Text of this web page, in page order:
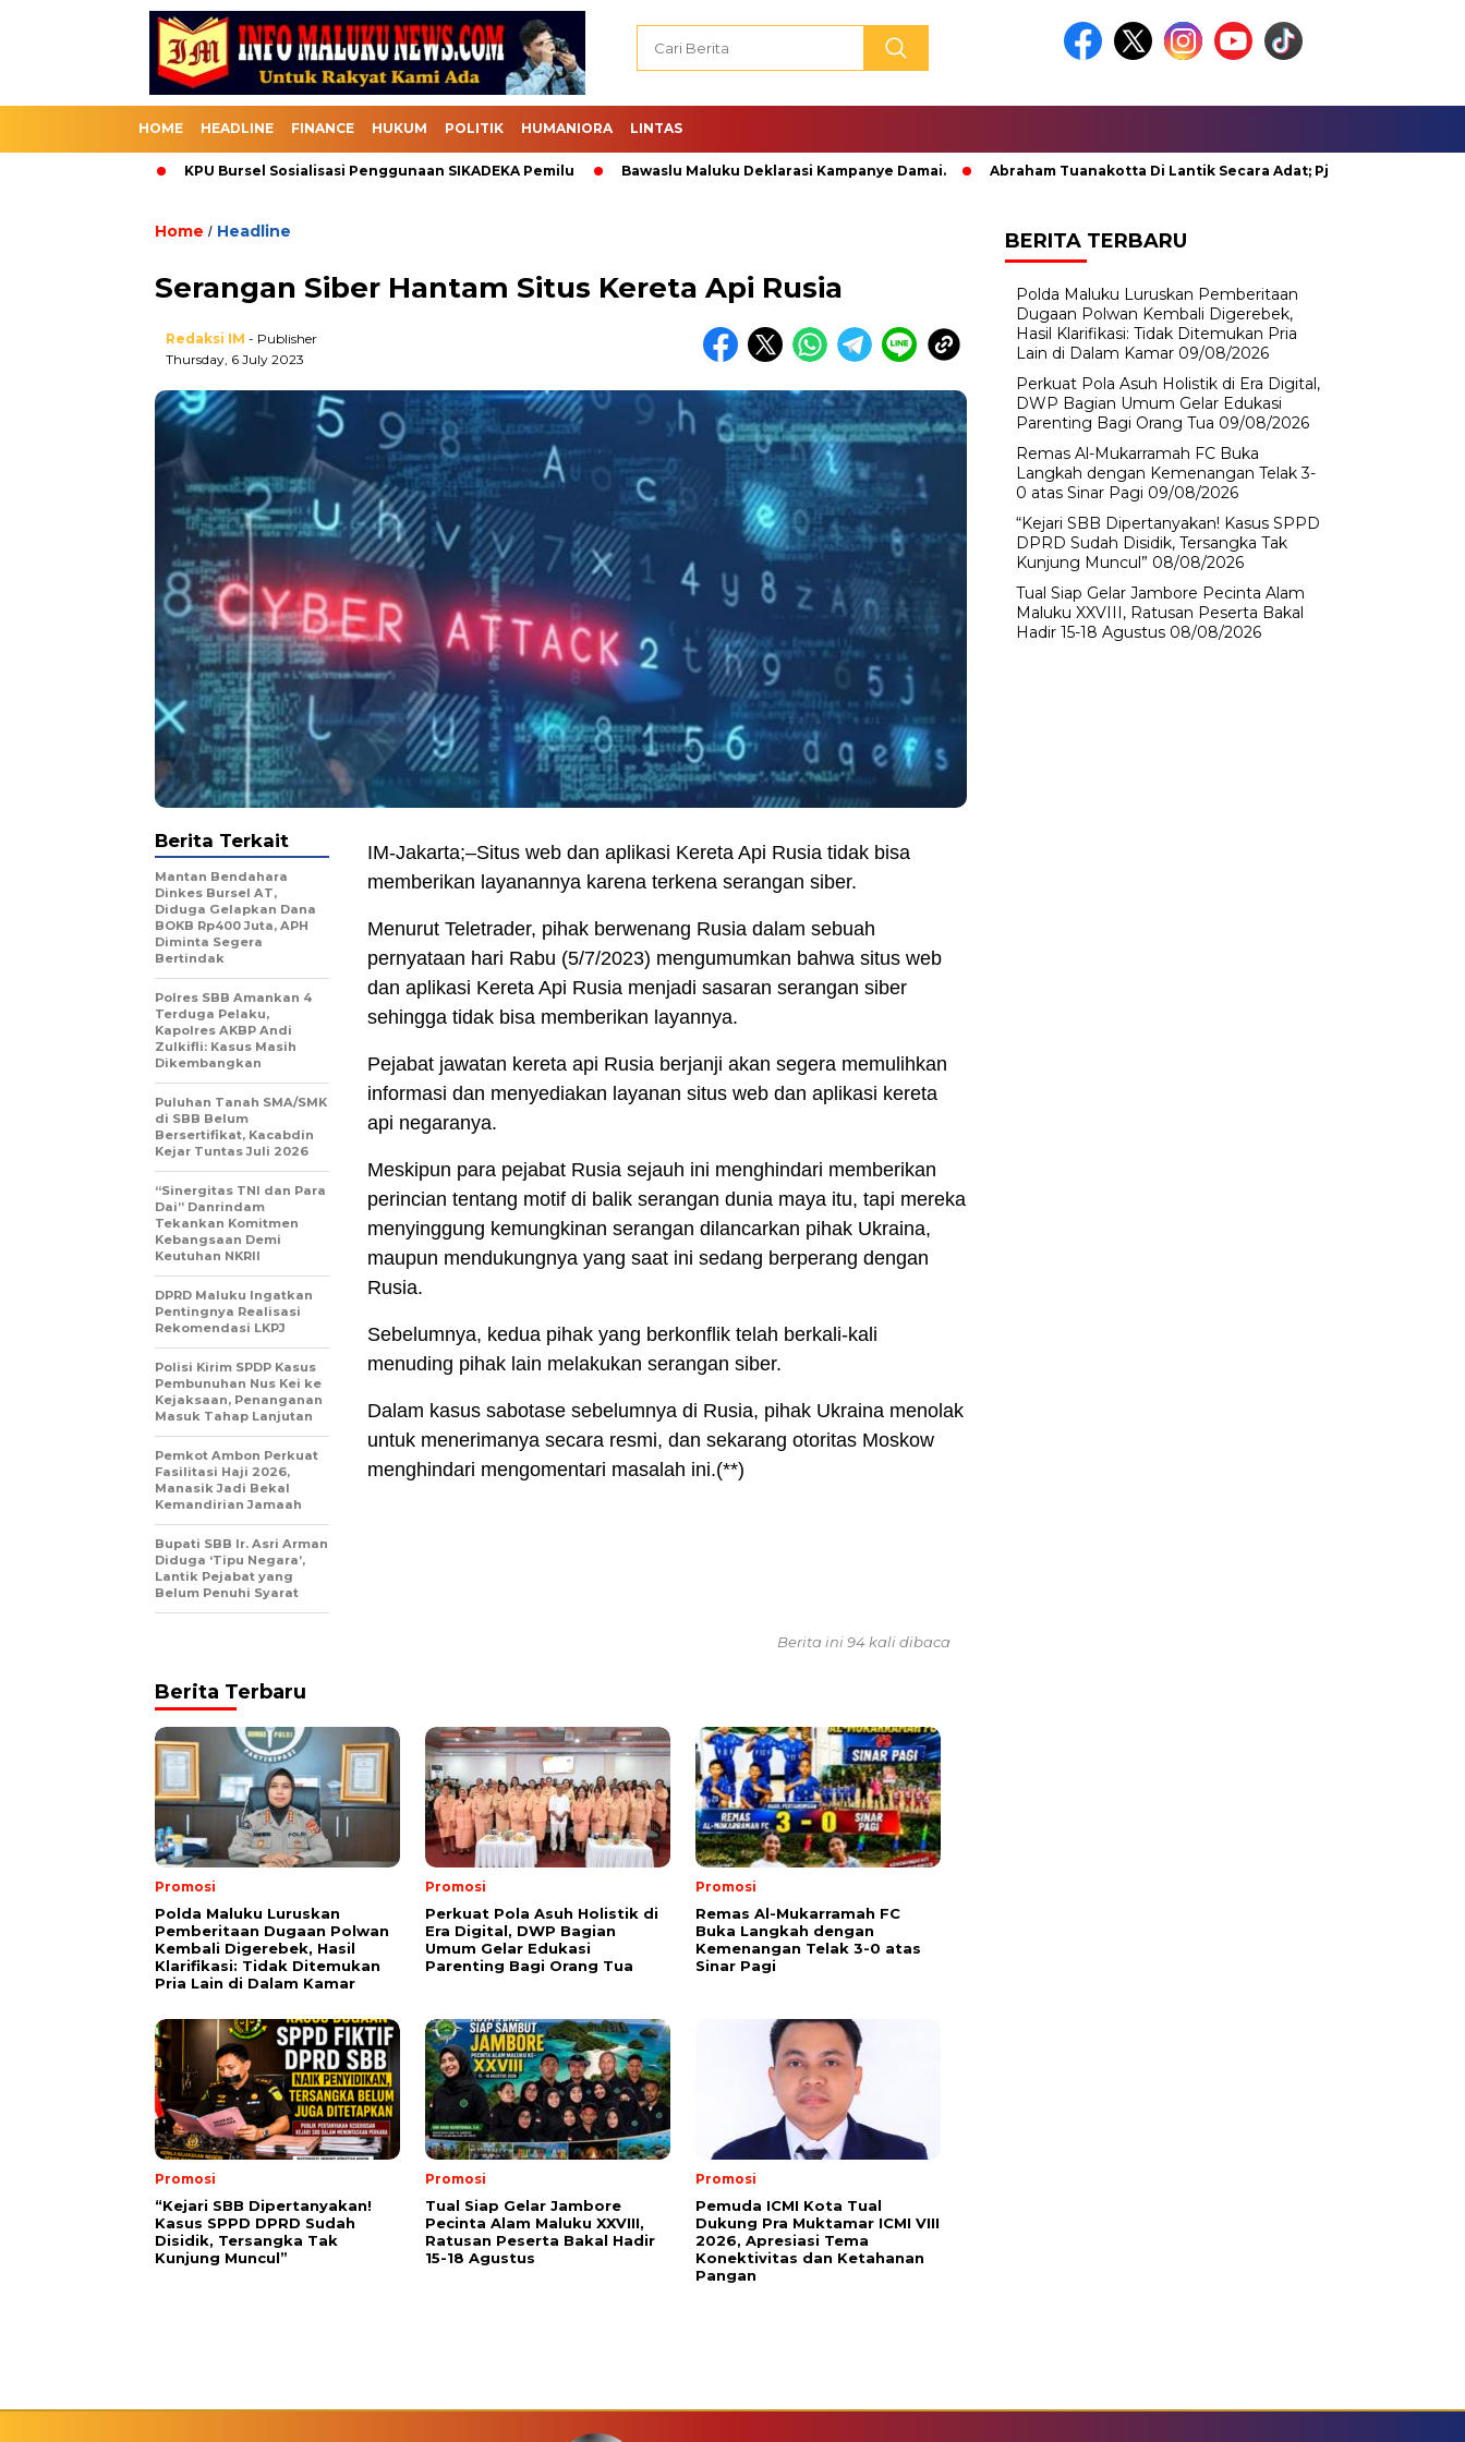
HOME HEADLINE FINANCE HUKUM POLITIK HUMANIORA LINTAS
KPU Bursel Sosialisasi Penggunaan SIKADEKA Pemilu Bawaslu Maluku Deklarasi Kampanye Damai. Abraham Tuanakotta Di Lantik Secara Adat; Pj Bupati Malteng Minta
Home / Headline
Serangan Siber Hantam Situs Kereta Api Rusia
Redaksi IM - Publisher
Thursday, 6 July 2023
IM-Jakarta;–Situs web dan aplikasi Kereta Api Rusia tidak bisa
memberikan layanannya karena terkena serangan siber.
Menurut Teletrader, pihak berwenang Rusia dalam sebuah
pernyataan hari Rabu (5/7/2023) mengumumkan bahwa situs web
dan aplikasi Kereta Api Rusia menjadi sasaran serangan siber
sehingga tidak bisa memberikan layannya.
Pejabat jawatan kereta api Rusia berjanji akan segera memulihkan
informasi dan menyediakan layanan situs web dan aplikasi kereta
api negaranya.
Meskipun para pejabat Rusia sejauh ini menghindari memberikan
perincian tentang motif di balik serangan dunia maya itu, tapi mereka
menyinggung kemungkinan serangan dilancarkan pihak Ukraina,
maupun mendukungnya yang saat ini sedang berperang dengan
Rusia.
Sebelumnya, kedua pihak yang berkonflik telah berkali-kali
menuding pihak lain melakukan serangan siber.
Dalam kasus sabotase sebelumnya di Rusia, pihak Ukraina menolak
untuk menerimanya secara resmi, dan sekarang otoritas Moskow
menghindari mengomentari masalah ini.(**)
Berita Terkait
Mantan Bendahara
Dinkes Bursel AT,
Diduga Gelapkan Dana
BOKB Rp400 Juta, APH
Diminta Segera
Bertindak
Polres SBB Amankan 4
Terduga Pelaku,
Kapolres AKBP Andi
Zulkifli: Kasus Masih
Dikembangkan
Puluhan Tanah SMA/SMK
di SBB Belum
Bersertifikat, Kacabdin
Kejar Tuntas Juli 2026
“Sinergitas TNI dan Para
Dai” Danrindam
Tekankan Komitmen
Kebangsaan Demi
Keutuhan NKRII ‎
DPRD Maluku Ingatkan
Pentingnya Realisasi
Rekomendasi LKPJ
Polisi Kirim SPDP Kasus
Pembunuhan Nus Kei ke
Kejaksaan, Penanganan
Masuk Tahap Lanjutan
Pemkot Ambon Perkuat
Fasilitasi Haji 2026,
Manasik Jadi Bekal
Kemandirian Jamaah
Bupati SBB Ir. Asri Arman
Diduga ‘Tipu Negara’,
Lantik Pejabat yang
Belum Penuhi Syarat
Berita ini 94 kali dibaca
Berita Terbaru
Promosi
Polda Maluku Luruskan
Pemberitaan Dugaan Polwan
Kembali Digerebek, Hasil
Klarifikasi: Tidak Ditemukan
Pria Lain di Dalam Kamar
Promosi
Perkuat Pola Asuh Holistik di
Era Digital, DWP Bagian
Umum Gelar Edukasi
Parenting Bagi Orang Tua
Promosi
Remas Al-Mukarramah FC
Buka Langkah dengan
Kemenangan Telak 3-0 atas
Sinar Pagi
Promosi
“Kejari SBB Dipertanyakan!
Kasus SPPD DPRD Sudah
Disidik, Tersangka Tak
Kunjung Muncul”
Promosi
Tual Siap Gelar Jambore
Pecinta Alam Maluku XXVIII,
Ratusan Peserta Bakal Hadir
15-18 Agustus
Promosi
Pemuda ICMI Kota Tual
Dukung Pra Muktamar ICMI VIII
2026, Apresiasi Tema
Konektivitas dan Ketahanan
Pangan
BERITA TERBARU
Polda Maluku Luruskan Pemberitaan
Dugaan Polwan Kembali Digerebek,
Hasil Klarifikasi: Tidak Ditemukan Pria
Lain di Dalam Kamar 09/08/2026
Perkuat Pola Asuh Holistik di Era Digital,
DWP Bagian Umum Gelar Edukasi
Parenting Bagi Orang Tua 09/08/2026
Remas Al-Mukarramah FC Buka
Langkah dengan Kemenangan Telak 3-
0 atas Sinar Pagi 09/08/2026
“Kejari SBB Dipertanyakan! Kasus SPPD
DPRD Sudah Disidik, Tersangka Tak
Kunjung Muncul” 08/08/2026
Tual Siap Gelar Jambore Pecinta Alam
Maluku XXVIII, Ratusan Peserta Bakal
Hadir 15-18 Agustus 08/08/2026